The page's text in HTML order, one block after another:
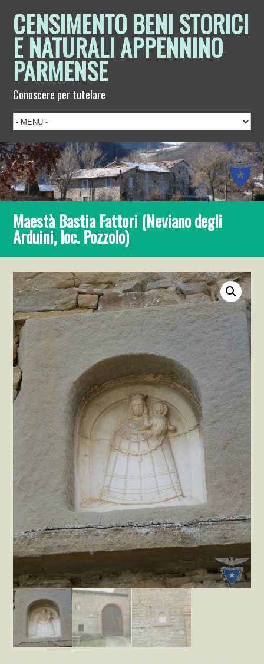
CENSIMENTO BENI STORICI
E NATURALI APPENNINO
PARMENSE
Conoscere per tutelare
Maestà Bastia Fattori (Neviano degli
Arduini, loc. Pozzolo)